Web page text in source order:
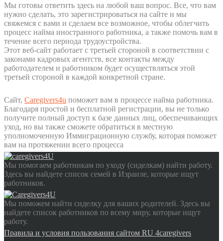
Мы готовы ответить здесь на любой ваш вопрос. Все, что вам
нужно сделать, это зарегистрироваться на сайте и мы
свяжемся с вами и сделаем все возможное, чтобы облегчить
процесс найма иностранного работника, а также помочь вам в
течение всего периода трудоустройства.
Этот веб-сайт работает с третьей стороной в соответствии с
законами кадровых агентств, все контакты между
работодателем и работником будет осуществляться этой
третьей стороной в каждой конкретной стране.
Сайт, Caregivers4u поможет вам в процессе найма работника.
Благодаря простой и бесплатной регистрации, вы не только
получите полный доступ к базе данных лиц, обеспечивающих
уход, но вы также сможете обратиться в местную
уполномоченную Иммиграционную службу, которая поможет
вам на протяжении всего процесса
Мы помогаем работникам по уходу (сиделкам) найти работу.
Здесь вы найдете список семей в Израиле, которые ищут
работников.
Мы поможем найти сиделку для ваших родителей. Здесь вы
найдете список работников по всему миру, которые ищут
работу.
Правила и условия пользования сайтом RU 4caregivers